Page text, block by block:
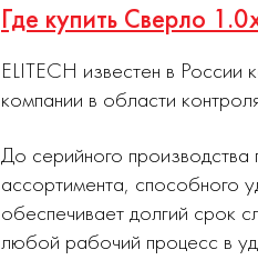
Где купить Сверло
ELITECH известен в
компании в области
До серийного производства
ассортимента, способного
обеспечивает долгий срок
любой рабочий процесс в